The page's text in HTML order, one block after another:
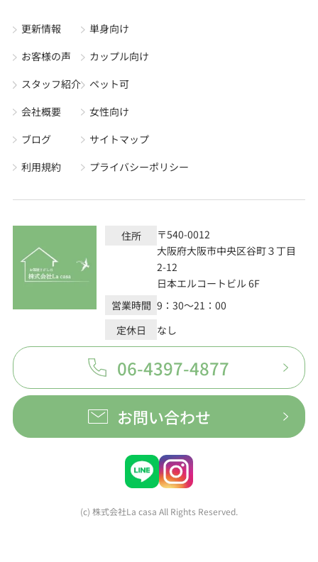
更新情報
お客様の声
スタッフ紹介
会社概要
ブログ
利用規約
単身向け
カップル向け
ペット可
女性向け
サイトマップ
プライバシーポリシー
住所
〒540-0012
大阪府大阪市中央区谷町３丁目
2-12
日本エルコートビル 6F
営業時間 9：30～21：00
定休日
なし
06-4397-4877
お問い合わせ
(c) 株式会社La casa All Rights Reserved.